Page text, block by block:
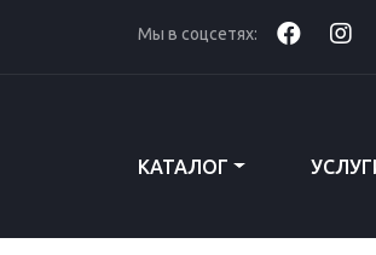
Мы в соцсетях:
КАТАЛОГ